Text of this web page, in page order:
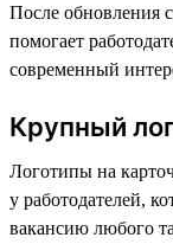
После обновления
помогает
современный
Крупный
Логотипы на
у работодателей,
вакансию любого